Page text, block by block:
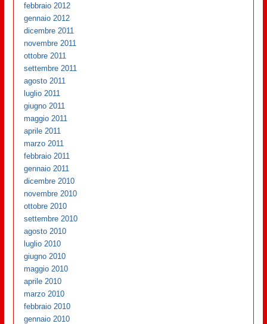
febbraio 2012
gennaio 2012
dicembre 2011
novembre 2011
ottobre 2011
settembre 2011
agosto 2011
luglio 2011
giugno 2011
maggio 2011
aprile 2011
marzo 2011
febbraio 2011
gennaio 2011
dicembre 2010
novembre 2010
ottobre 2010
settembre 2010
agosto 2010
luglio 2010
giugno 2010
maggio 2010
aprile 2010
marzo 2010
febbraio 2010
gennaio 2010